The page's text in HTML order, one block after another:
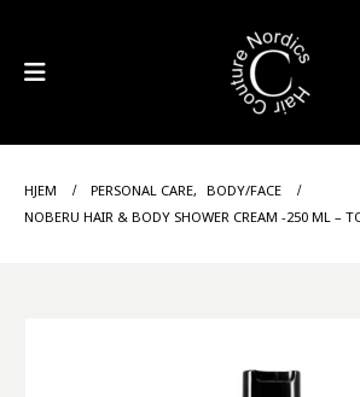
HJEM PERSONAL CARE, BODY/FACE
NOBERU HAIR & BODY SHOWER CREAM -250 ML –